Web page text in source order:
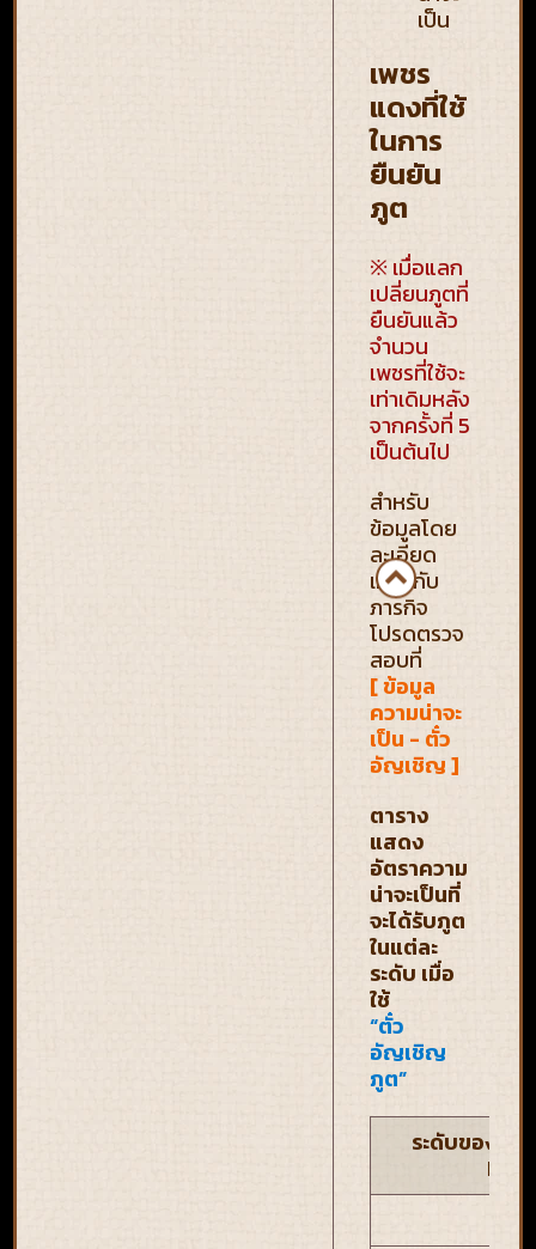
เป็น
เพชร
แดงที่ใช้
ในการ
ยืนยัน
ภูต
※ เมื่อแลก
เปลี่ยนภูตที่
ยืนยันแล้ว
จำนวน
เพชรที่ใช้จะ
เท่าเดิมหลัง
จากครั้งที่ 5
เป็นต้นไป
สำหรับ
ข้อมูลโดย
ละเอียด
เกี่ยวกับ
ภารกิจ
โปรดตรวจ
สอบที่
[ ข้อมูล
ความน่าจะ
เป็น - ตั๋ว
อัญเชิญ ]
ตาราง
แสดง
อัตราความ
น่าจะเป็นที่
จะได้รับภูต
ในแต่ละ
ระดับ เมื่อ
ใช้
“ตั๋ว
อัญเชิญ
ภูต”
ระดับของภู